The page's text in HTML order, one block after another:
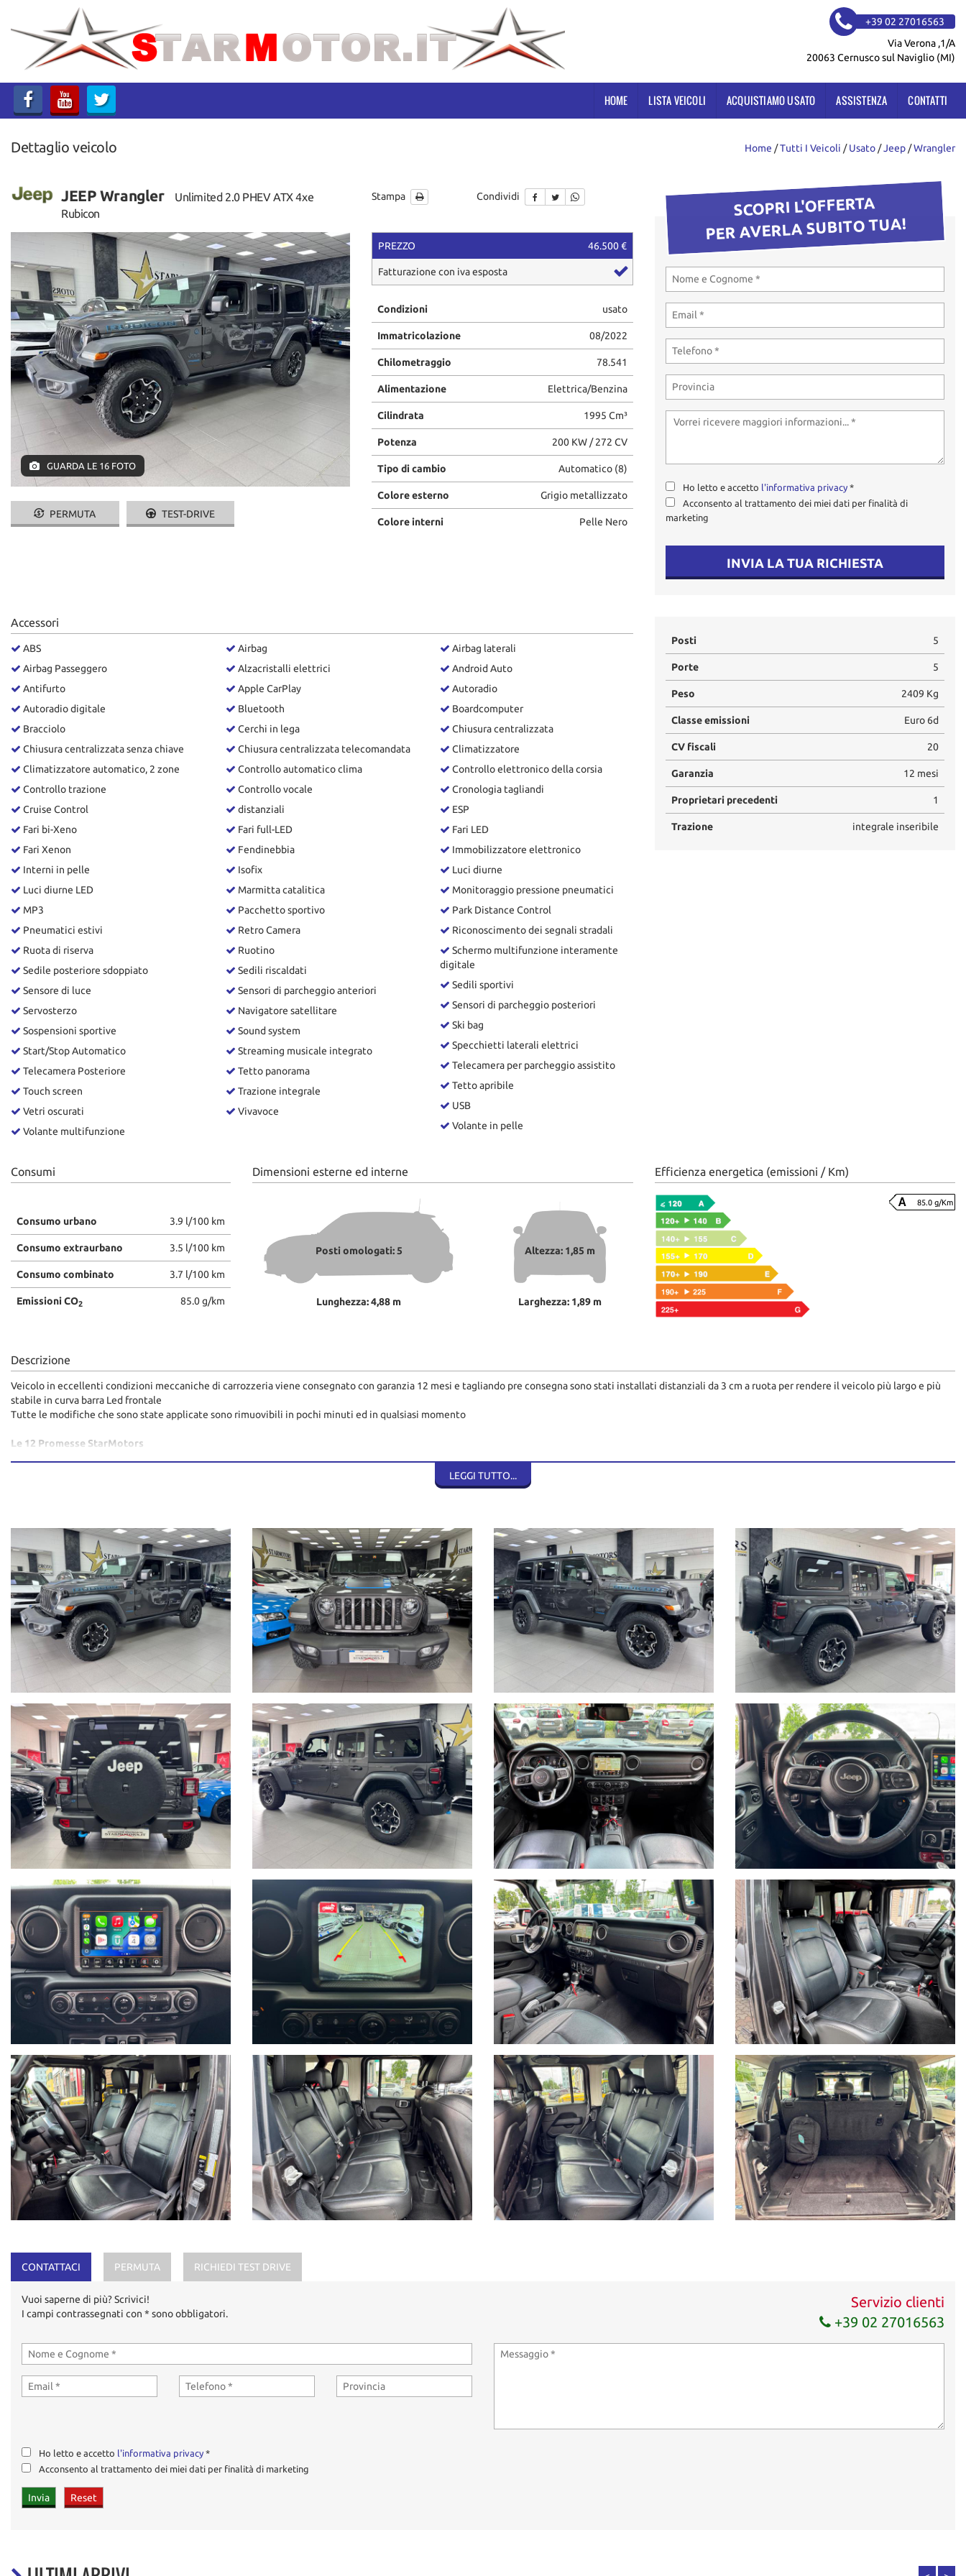
LISTA VEICOLI
ACQUISTIAMO USATO
ASSISTENZA
CONTATTI
+39 02 27016563
Via Verona ,1/A
20063 Cernusco sul Naviglio (MI)
HOME LISTA VEICOLI ACQUISTIAMO USATO ASSISTENZA CONTATTI
Dettaglio veicolo Home /Tutti I Veicoli /Usato /Jeep /Wrangler
JEEP Wrangler
Unlimited 2.0 PHEV ATX 4xe
Rubicon
Stampa Condividi
GUARDA LE 16 FOTO
PERMUTA TEST-DRIVE
PREZZO 46.500 €
Fatturazione con iva esposta
Condizioni usato
Immatricolazione 08/2022
Chilometraggio 78.541
Alimentazione Elettrica/Benzina
Cilindrata 1995 Cm³
Potenza 200 KW / 272 CV
Tipo di cambio Automatico (8)
Colore esterno Grigio metallizzato
Colore interni Pelle Nero
SCOPRI L'OFFERTA
PER AVERLA SUBITO TUA!
Ho letto e accetto l'informativa privacy *
Acconsento al trattamento dei miei dati per finalità di
marketing
INVIA LA TUA RICHIESTA
Accessori
ABS
Airbag Passeggero
Antifurto
Autoradio digitale
Bracciolo
Chiusura centralizzata senza chiave
Climatizzatore automatico, 2 zone
Controllo trazione
Cruise Control
Fari bi-Xeno
Fari Xenon
Interni in pelle
Luci diurne LED
MP3
Pneumatici estivi
Ruota di riserva
Sedile posteriore sdoppiato
Sensore di luce
Servosterzo
Sospensioni sportive
Start/Stop Automatico
Telecamera Posteriore
Touch screen
Vetri oscurati
Volante multifunzione
Airbag
Alzacristalli elettrici
Apple CarPlay
Bluetooth
Cerchi in lega
Chiusura centralizzata telecomandata
Controllo automatico clima
Controllo vocale
distanziali
Fari full-LED
Fendinebbia
Isofix
Marmitta catalitica
Pacchetto sportivo
Retro Camera
Ruotino
Sedili riscaldati
Sensori di parcheggio anteriori
Navigatore satellitare
Sound system
Streaming musicale integrato
Tetto panorama
Trazione integrale
Vivavoce
Airbag laterali
Android Auto
Autoradio
Boardcomputer
Chiusura centralizzata
Climatizzatore
Controllo elettronico della corsia
Cronologia tagliandi
ESP
Fari LED
Immobilizzatore elettronico
Luci diurne
Monitoraggio pressione pneumatici
Park Distance Control
Riconoscimento dei segnali stradali
Schermo multifunzione interamente
digitale
Sedili sportivi
Sensori di parcheggio posteriori
Ski bag
Specchietti laterali elettrici
Telecamera per parcheggio assistito
Tetto apribile
USB
Volante in pelle
Posti 5
Porte 5
Peso 2409 Kg
Classe emissioni Euro 6d
CV fiscali 20
Garanzia 12 mesi
Proprietari precedenti 1
Trazione integrale inseribile
Consumi
Consumo urbano 3.9 l/100 km
Consumo extraurbano 3.5 l/100 km
Consumo combinato 3.7 l/100 km
Emissioni CO2 85.0 g/km
Dimensioni esterne ed interne
Posti omologati: 5
Lunghezza: 4,88 m
Altezza: 1,85 m
Larghezza: 1,89 m
Efficienza energetica (emissioni / Km)
85.0 g/Km
Descrizione
Veicolo in eccellenti condizioni meccaniche di carrozzeria viene consegnato con garanzia 12 mesi e tagliando pre consegna sono stati installati distanziali da 3 cm a ruota per rendere il veicolo più largo e più
stabile in curva barra Led frontale
Tutte le modifiche che sono state applicate sono rimuovibili in pochi minuti ed in qualsiasi momento
Le 12 Promesse StarMotors
Solo l’usato StarMotors ti fa ben 12 promesse, per offrirti un servizio personalizzato e completo in grado di assicurarti il meglio in termini di efficienza, sicurezza e qualità da oltre 20 anni.
3. Prodotti Finanziari
5. Polizze Assicurativi
6. Auto Sostitutiva
7. Chilometraggio Certificato
8. Manutenzione
9. 150 Controlli
10. Consulenza Personalizzata
11. Digital Store
12. Tagliando pre-consegna
LEGGI TUTTO...
CONTATTACI PERMUTA RICHIEDI TEST DRIVE
Vuoi saperne di più? Scrivici!
I campi contrassegnati con * sono obbligatori.
Servizio clienti
+39 02 27016563
Ho letto e accetto l'informativa privacy *
Acconsento al trattamento dei miei dati per finalità di marketing